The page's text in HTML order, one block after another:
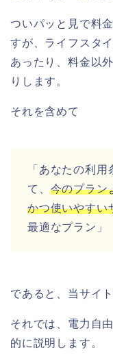
ついパッと見で料
すが、ライフスタ
あったり、料金以
りします。
それを含めて
「あなたの利
て、 今のプラン
かつ使いやすい
最適なプラン」
であると、当サイ
それでは、電力自
的に説明します。